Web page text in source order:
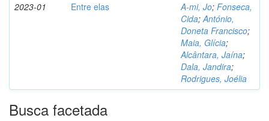
2023-01 Entre elas A-mi, Jo; Fonseca,
Cida;António,
Doneta Francisco;
Maia, Glícia;
Alcântara, Jaína;
Dala, Jandira;
Rodrigues, Joélia
Busca facetada